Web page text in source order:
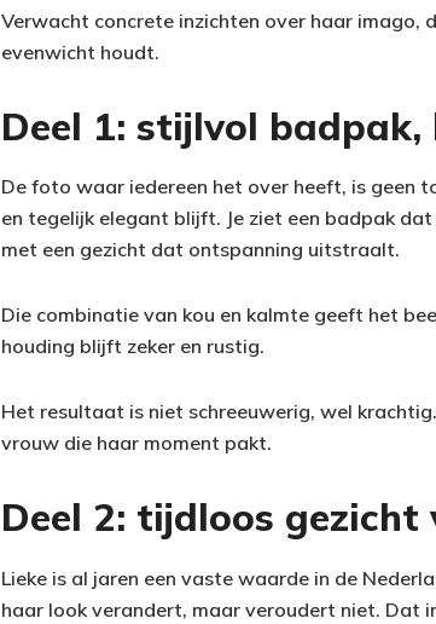
Verwacht concrete inzichten over haar imago,
evenwicht houdt.
Deel 1: stijlvol
De foto waar iedereen het over heeft, is geen
en tegelijk elegant blijft. Je ziet een badpak
met een gezicht dat ontspanning uitstraalt.
Die combinatie van kou en kalmte geeft het
houding blijft zeker en rustig.
Het resultaat is niet schreeuwerig, wel
vrouw die haar moment pakt.
Deel 2: tijdloos gezicht
Lieke is al jaren een vaste waarde in de
haar look verandert, maar veroudert niet. Dat